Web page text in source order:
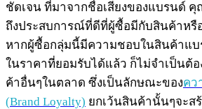
ชัดเจน ที่มาจากชื่อเสียงของแบรนด์
ถึงประสบการณ์ที่ดีที่ผู้ซื้อมีกับสินค้าหรื
หากผู้ซื้อกลุ่มนี้มีความชอบในสินค้าแ
ในราคาที่ยอมรับได้แล้ว ก็ไม่จำเป็นต้อ
ค้าอื่นๆในตลาด ซึ่งเป็นลักษณะของคว
(Brand Loyalty) ยกเว้นสินค้านั้นๆจะส